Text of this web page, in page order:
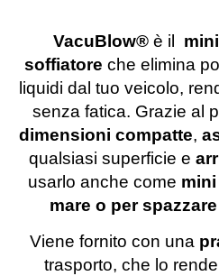
VacuBlow®️ è il
soffiatore che elimina
liquidi dal tuo veicolo,
senza fatica. Grazie al
dimensioni compatte,
qualsiasi superficie e
usarlo anche come
mare o per
Viene fornito con una
trasporto, che lo